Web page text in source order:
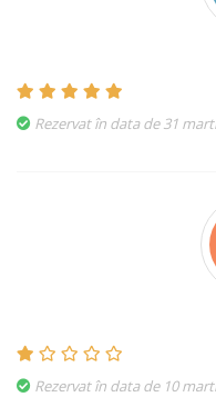
Rezervat în data de 31
Rezervat în data de 10